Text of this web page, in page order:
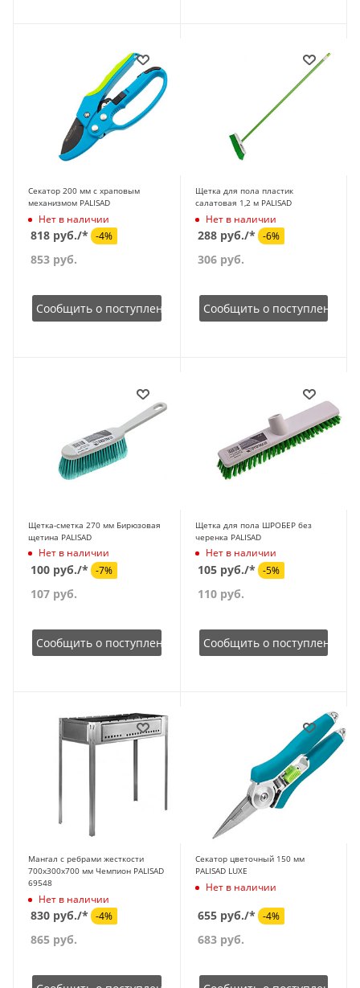
Секатор 200 мм с храповым
механизмом PALISAD
Нет в наличии
818 руб./* -4%
853 руб.
Сообщить о поступлении
Щетка для пола пластик
салатовая 1,2 м PALISAD
Нет в наличии
288 руб./* -6%
306руб.
Сообщить о поступлении
Щетка-сметка 270 мм Бирюзовая
щетина PALISAD
Нет в наличии
100 руб./* -7%
107 руб.
Сообщить о поступлении
Щетка для пола ШРОБЕР без
черенка PALISAD
Нет в наличии
105 руб./* -5%
110руб.
Сообщить о поступлении
Мангал с ребрами жесткости
700х300х700 мм Чемпион PALISAD
69548
Нет в наличии
830 руб./* -4%
865 руб.
Секатор цветочный 150 мм
PALISAD LUXE
Нет в наличии
655 руб./* -4%
683руб.